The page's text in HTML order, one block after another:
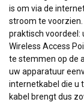
is om via de
stroom te
praktisch voordeel:
Wireless Access
te stemmen op de
uw apparatuur
internetkabel die u
kabel brengt dus